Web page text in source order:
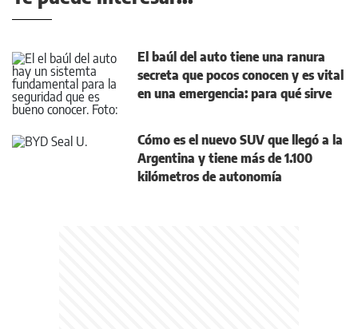
El baúl del auto tiene una ranura
secreta que pocos conocen y es vital
en una emergencia: para qué sirve
Cómo es el nuevo SUV que llegó a la
Argentina y tiene más de 1.100
kilómetros de autonomía